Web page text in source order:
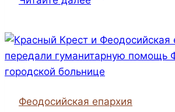
Божественную
литургию
в
святого
Феодосийская епархия